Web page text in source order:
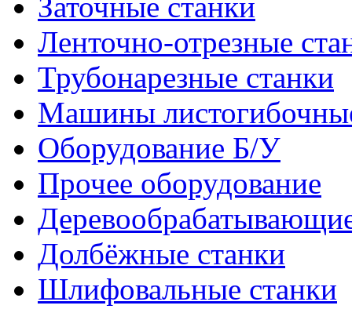
Заточные станки
Ленточно-отрезные
Трубонарезные станки
Машины
Оборудование Б/У
Прочее оборудование
Долбёжные станки
Шлифовальные станки